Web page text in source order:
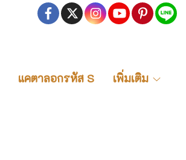
แคตาลอกรหัส S เพิ่มเติม